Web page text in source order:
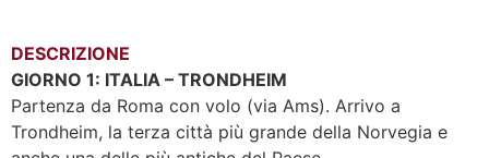
DESCRIZIONE
GIORNO 1: ITALIA – TRONDHEIM
Partenza da Roma con volo (via Ams). Arrivo a
Trondheim, la terza città più grande della Norvegia e